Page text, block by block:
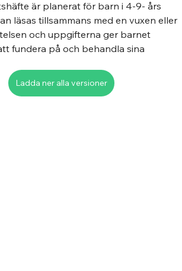
är planerat för barn i 4-9- års
läsas tillsammans med en vuxen eller
och uppgifterna ger barnet
fundera på och behandla sina
Ladda ner alla versioner